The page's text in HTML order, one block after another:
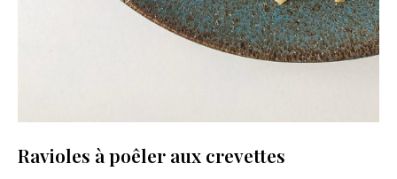
Ravioles à poêler aux crevettes